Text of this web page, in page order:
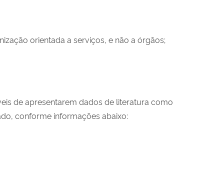
orientada a serviços, e não a órgãos;
de apresentarem dados de literatura como
, conforme informações abaixo: